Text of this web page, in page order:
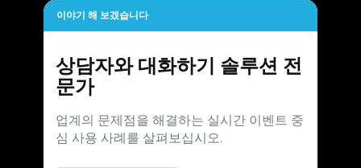
이야기 해 보겠습니다
상담자와 대화하기 솔루션 전
문가
업계의 문제점을 해결하는 실시간 이벤트 중
심 사용 사례를 살펴보십시오.